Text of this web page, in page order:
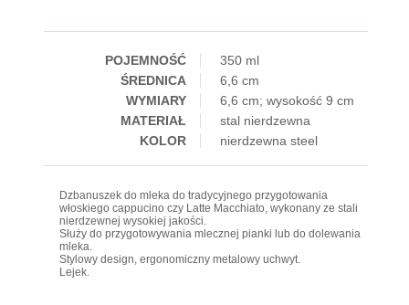
POJEMNOŚĆ
350 ml
ŚREDNICA
6,6 cm
WYMIARY
6,6 cm; wysokość 9 cm
MATERIAŁ
stal nierdzewna
KOLOR
nierdzewna steel
Dzbanuszek do mleka do tradycyjnego przygotowania
włoskiego cappucino czy Latte Macchiato, wykonany ze stali
nierdzewnej wysokiej jakości.
Służy do przygotowywania mlecznej pianki lub do dolewania
mleka.
Stylowy design, ergonomiczny metalowy uchwyt.
Lejek.